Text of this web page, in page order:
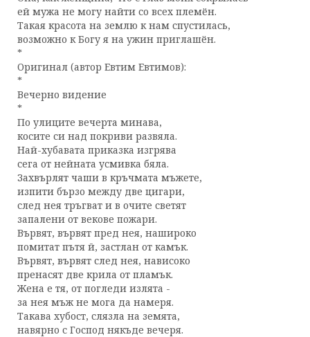
ей мужа не могу найти со всех племён.
Такая красота на землю к нам спустилась,
возможно к Богу я на ужин приглашён.
*
Оригинал (автор Евтим Евтимов):
*
Вечерно видение
*
По улиците вечерта минава,
косите си над покриви развяла.
Най-хубавата приказка изгрява
сега от нейната усмивка бяла.
Захвърлят чаши в кръчмата мъжете,
изпити бързо между две цигари,
след нея тръгват и в очите светят
запалени от векове пожари.
Вървят, вървят пред нея, нашироко
помитат пътя й, застлан от камък.
Вървят, вървят след нея, нависоко
пренасят две крила от пламък.
Жена е тя, от погледи излята -
за нея мъж не мога да намеря.
Такава хубост, слязла на земята,
навярно с Господ някъде вечеря.